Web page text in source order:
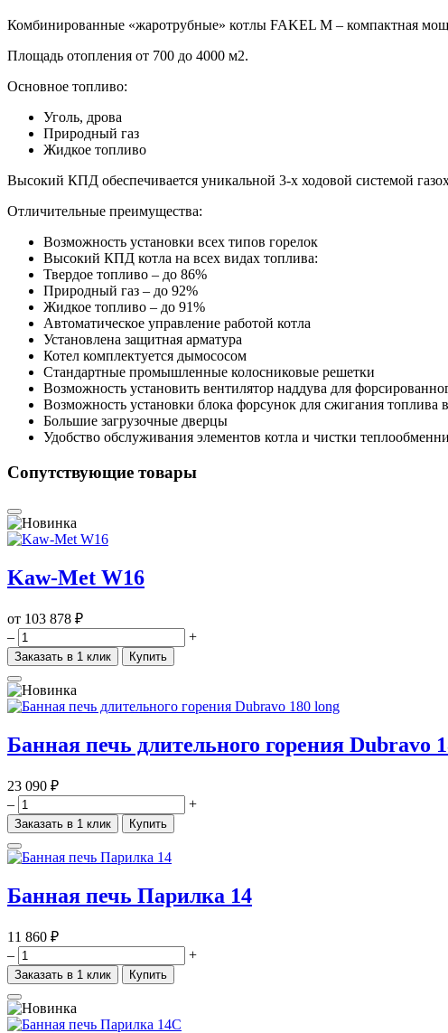
Комбинированные «жаротрубные» котлы FAKEL М – компактная
Площадь отопления от 700 до 4000 м2.
Основное топливо:
Уголь, дрова
Природный газ
Жидкое топливо
Высокий КПД обеспечивается уникальной 3-х ходовой системой
Отличительные преимущества:
Возможность установки всех типов горелок
Высокий КПД котла на всех видах топлива:
Твердое топливо – до 86%
Природный газ – до 92%
Жидкое топливо – до 91%
Автоматическое управление работой котла
Установлена защитная арматура
Котел комплектуется дымососом
Стандартные промышленные колосниковые решетки
Возможность установить вентилятор наддува для
Возможность установки блока форсунок для сжигания топлива
Большие загрузочные дверцы
Удобство обслуживания элементов котла и чистки
Сопутствующие товары
Kaw-Met W16
от 103 878 ₽
–
+
Заказать в 1 клик Купить
Банная печь длительного горения Dubravo
23 090 ₽
–
+
Заказать в 1 клик Купить
Банная печь Парилка 14
11 860 ₽
–
+
Заказать в 1 клик Купить